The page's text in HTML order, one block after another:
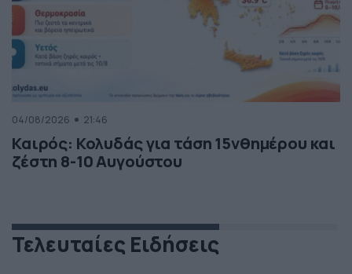
04/08/2026 21:46
Καιρός: Κολυδάς για τάση 15νθημέρου και
ζέστη 8-10 Αυγούστου
Τελευταίες Ειδήσεις